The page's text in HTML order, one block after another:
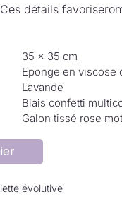
détails
35 × 35 cm
Eponge en viscose
Lavande
Biais confetti
Galon tissé rose
évolutive